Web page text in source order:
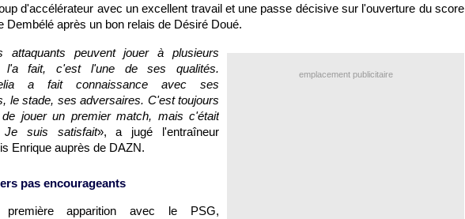
d'accélérateur avec un excellent travail et une passe décisive sur l'ouverture du score
Dembélé après un bon relais de Désiré Doué.
emplacement publicitaire
attaquants peuvent jouer à plusieurs
l'a fait, c'est l'une de ses qualités.
a fait connaissance avec ses
le stade, ses adversaires. C'est toujours
de jouer un premier match, mais c'était
Je suis satisfait», a jugé l'entraîneur
Enrique auprès de DAZN.
pas encourageants
apparition avec le PSG,